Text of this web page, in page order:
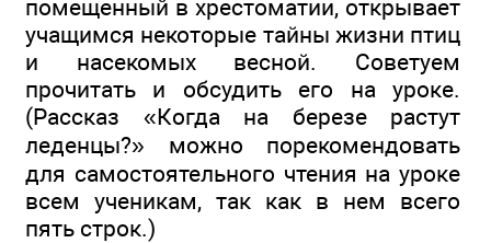
помещенный в хрестоматии, открывает
учащимся некоторые тайны жизни птиц
и насекомых весной. Советуем
прочитать и обсудить его на уроке.
(Рассказ «Когда на березе растут
леденцы?» можно порекомендовать
для самостоятельного чтения на уроке
всем ученикам, так как в нем всего
пять строк.)